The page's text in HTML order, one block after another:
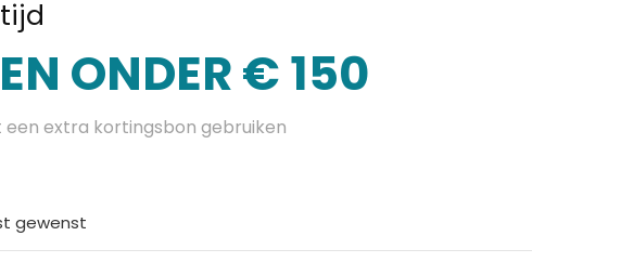
ONDER € 150
extra kortingsbon gebruiken
gewenst